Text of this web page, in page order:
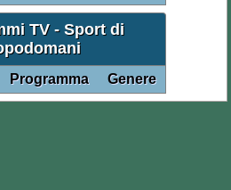
TV - Sport di
Programma Genere